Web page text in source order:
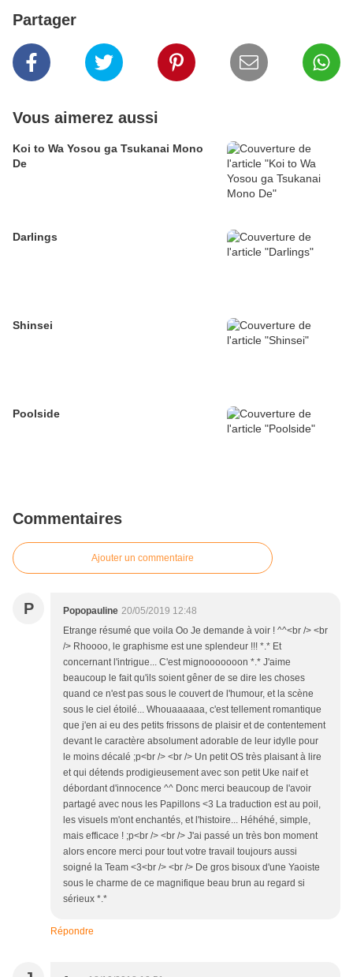
Partager
Vous aimerez aussi
Koi to Wa Yosou ga Tsukanai Mono
De
Darlings
Shinsei
Poolside
Commentaires
Ajouter un commentaire
P Popopauline 20/05/2019 12:48
Etrange résumé que voila Oo Je demande à voir ! ^^<br /> <br
/> Rhoooo, le graphisme est une splendeur !!! *.* Et
concernant l'intrigue... C'est mignooooooon *.* J'aime
beaucoup le fait qu'ils soient gêner de se dire les choses
quand ce n'est pas sous le couvert de l'humour, et la scène
sous le ciel étoilé... Whouaaaaaa, c'est tellement romantique
que j'en ai eu des petits frissons de plaisir et de contentement
devant le caractère absolument adorable de leur idylle pour
le moins décalé ;p<br /> <br /> Un petit OS très plaisant à lire
et qui détends prodigieusement avec son petit Uke naif et
débordant d'innocence ^^ Donc merci beaucoup de l'avoir
partagé avec nous les Papillons <3 La traduction est au poil,
les visuels m'ont enchantés, et l'histoire... Héhéhé, simple,
mais efficace ! ;p<br /> <br /> J'ai passé un très bon moment
alors encore merci pour tout votre travail toujours aussi
soigné la Team <3<br /> <br /> De gros bisoux d'une Yaoiste
sous le charme de ce magnifique beau brun au regard si
sérieux *.*
Répondre